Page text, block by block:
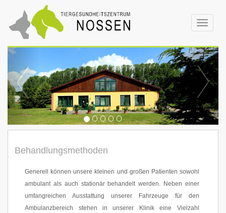
Toggle
Behandlungsmethoden
Generell können unsere kleinen und großen Patienten sowohl
ambulant als auch stationär behandelt werden. Neben einer
umfangreichen Ausstattung unserer Fahrzeuge für den
Ambulanzbereich stehen in unserer Klinik eine Vielzahl